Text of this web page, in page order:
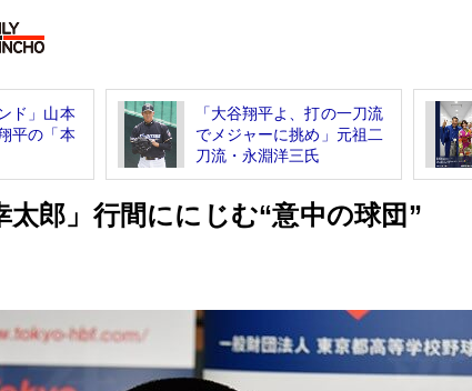
ド」山本
平の「本
「大谷翔平よ、打の一刀流
でメジャーに挑め」元祖二
刀流・永淵洋三氏
太郎」行間ににじむ“意中の球団”